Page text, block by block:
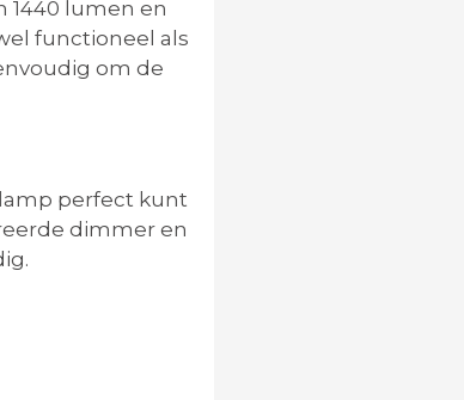
1440 lumen en
functioneel als
om de
perfect kunt
dimmer en